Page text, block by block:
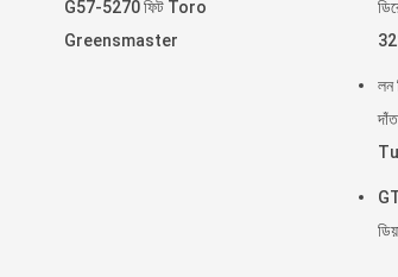
G57-5270 ফিট Toro
Greensmaster
লন